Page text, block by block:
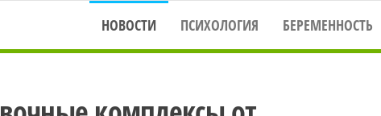
НОВОСТИ ПСИХОЛОГИЯ БЕРЕМЕННОСТЬ